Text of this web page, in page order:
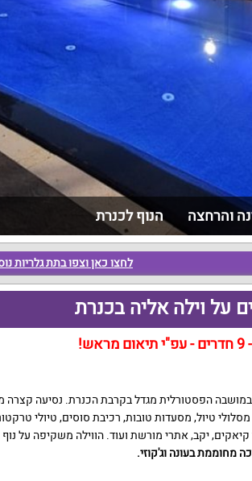
והרחצה הנוף לכנרת
לחצו כאן וצפו בתת גלריות
על וילה אליה בכנרת
הפסטורלית מגדל בקרבת הכנרת. נסיעה קצרה
טיול, מסעדות טובות, רכיבת סוסים, טיולי
יקב, אתרי מורשת ועוד. הווילה משקיפה על
מחוממת בעונה וג'קוזי.